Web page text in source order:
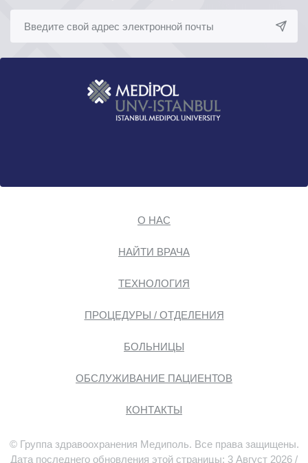
О НАС
НАЙТИ ВРАЧА
ТЕХНОЛОГИЯ
ПРОЦЕДУРЫ / ОТДЕЛЕНИЯ
БОЛЬНИЦЫ
ОБСЛУЖИВАНИЕ ПАЦИЕНТОВ
КОНТАКТЫ
© Группа здравоохранения Медиполь. Все права защищены.
Дата последнего обновления этой страницы: 3 Август 2026 /